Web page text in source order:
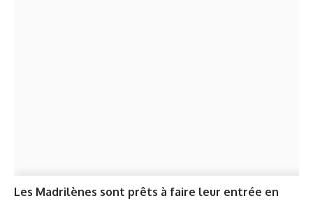
Les Madrilènes sont prêts à faire leur entrée en